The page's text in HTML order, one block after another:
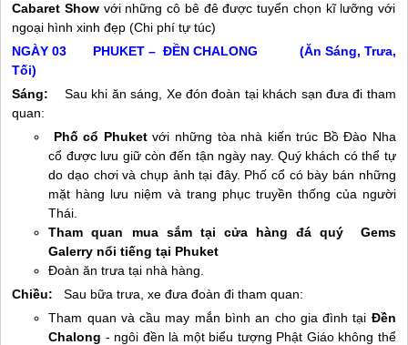
Cabaret Showvới những cô bê đê được tuyển chọn kĩ lưỡng với
ngoại hình xinh đẹp (Chi phí tự túc)
NGÀY 03 PHUKET – ĐỀN CHALONG (Ăn Sáng, Trưa,
Tối)
Sáng:
Sau khi ăn sáng, Xe đón đoàn tại khách sạn đưa đi tham
quan:
Phố cổ Phuketvới những tòa nhà kiến trúc Bồ Đào Nha
cổ được lưu giữ còn đến tận ngày nay. Quý khách có thể tự
do dạo chơi và chụp ảnh tại đây. Phố cổ có bày bán những
mặt hàng lưu niệm và trang phục truyền thống của người
Thái.
Tham quan mua sắm tại cửa hàng đá quý Gems
Galerry nổi tiếng tại Phuket
Đoàn ăn trưa tại nhà hàng.
Chiều:
Sau bữa trưa, xe đưa đoàn đi tham quan:
Tham quan và cầu may mắn bình an cho gia đình tại Đền
Chalong - ngôi đền là một biểu tượng Phật Giáo không thể